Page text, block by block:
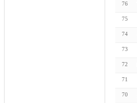
76
75
74
73
72
71
70